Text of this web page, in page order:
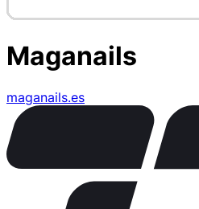
Maganails
maganails.es